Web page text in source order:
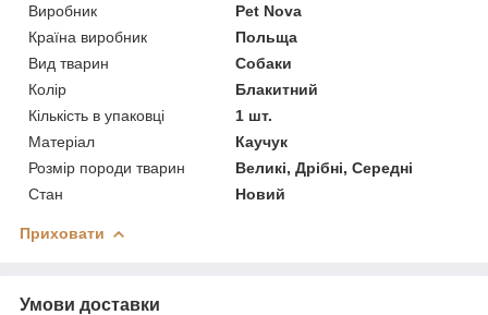
Виробник
Pet Nova
Країна виробник
Польща
Вид тварин
Собаки
Колір
Блакитний
Кількість в упаковці
1 шт.
Матеріал
Каучук
Розмір породи тварин
Великі, Дрібні, Середні
Стан
Новий
Приховати
Умови доставки